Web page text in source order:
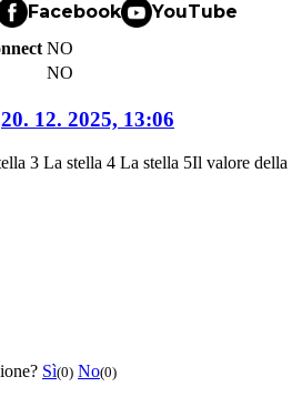
Facebook YouTube
NO
NO
20. 12. 2025, 13:06
3 La stella 4 La stella 5Il valore della
Sì(0) No(0)